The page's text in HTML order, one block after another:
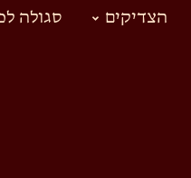
הצדיקים סגולה